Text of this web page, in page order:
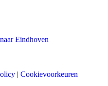
Eindhoven
| Cookievoorkeuren